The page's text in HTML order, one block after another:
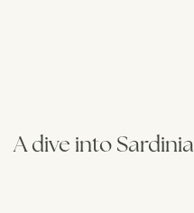
A dive into